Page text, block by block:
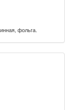
фольга.